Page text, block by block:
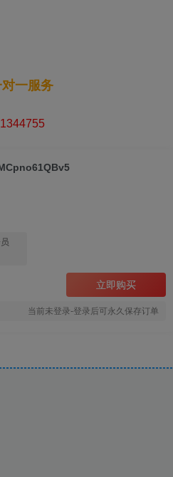
一服务
立即购买
当前未登录-登录后可永久保存订单